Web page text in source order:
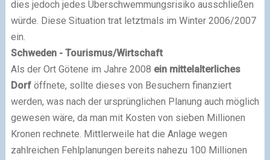
dies jedoch jedes Überschwemmungsrisiko ausschließen
würde. Diese Situation trat letztmals im Winter 2006/2007
ein.
Schweden - Tourismus/Wirtschaft
Als der Ort Götene im Jahre 2008 ein mittelalterliches
Dorföffnete, sollte dieses von Besuchern finanziert
werden, was nach der ursprünglichen Planung auch möglich
gewesen wäre, da man mit Kosten von sieben Millionen
Kronen rechnete. Mittlerweile hat die Anlage wegen
zahlreichen Fehlplanungen bereits nahezu 100 Millionen